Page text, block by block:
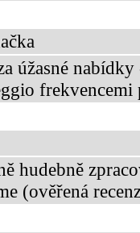
úžasné
hudebně
(ověřená